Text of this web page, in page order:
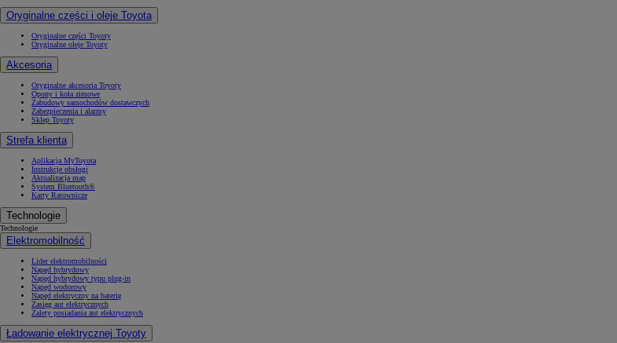
Oryginalne części i oleje Toyota
Oryginalne części Toyoty
Oryginalne oleje Toyoty
Akcesoria
Oryginalne akcesoria Toyoty
Opony i koła zimowe
Zabudowy samochodów dostawczych
Zabezpieczenia i alarmy
Sklep Toyoty
Strefa klienta
Aplikacja MyToyota
Instrukcje obsługi
Aktualizacja map
System Bluetooth®
Karty Ratownicze
Technologie
Technologie
Elektromobilność
Lider elektromobilności
Napęd hybrydowy
Napęd hybrydowy typu plug-in
Napęd wodorowy
Napęd elektryczny na baterię
Zasięg aut elektrycznych
Zalety posiadania aut elektrycznych
Ładowanie elektrycznej Toyoty